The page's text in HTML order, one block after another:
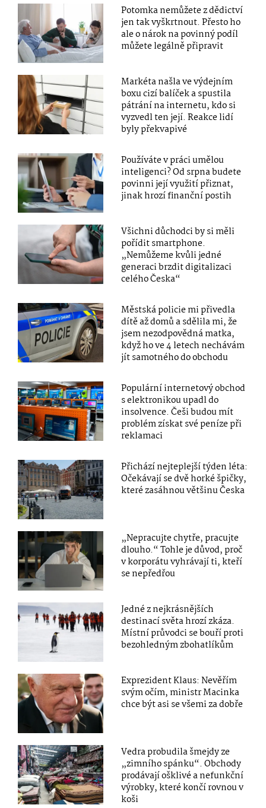
Potomka nemůžete z dědictví
jen tak vyškrtnout. Přesto ho
ale o nárok na povinný podíl
můžete legálně připravit
Markéta našla ve výdejním
boxu cizí balíček a spustila
pátrání na internetu, kdo si
vyzvedl ten její. Reakce lidí
byly překvapivé
Používáte v práci umělou
inteligenci? Od srpna budete
povinni její využití přiznat,
jinak hrozí finanční postih
Všichni důchodci by si měli
pořídit smartphone.
„Nemůžeme kvůli jedné
generaci brzdit digitalizaci
celého Česka“
Městská policie mi přivedla
dítě až domů a sdělila mi, že
jsem nezodpovědná matka,
když ho ve 4 letech nechávám
jít samotného do obchodu
Populární internetový obchod
s elektronikou upadl do
insolvence. Češi budou mít
problém získat své peníze při
reklamaci
Přichází nejteplejší týden léta:
Očekávají se dvě horké špičky,
které zasáhnou většinu Česka
„Nepracujte chytře, pracujte
dlouho.“ Tohle je důvod, proč
v korporátu vyhrávají ti, kteří
se nepředřou
Jedné z nejkrásnějších
destinací světa hrozí zkáza.
Místní průvodci se bouří proti
bezohledným zbohatlíkům
Exprezident Klaus: Nevěřím
svým očím, ministr Macinka
chce být asi se všemi za dobře
Vedra probudila šmejdy ze
„zimního spánku“. Obchody
prodávají ošklivé a nefunkční
výrobky, které končí rovnou v
koši